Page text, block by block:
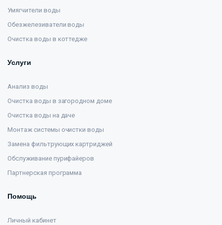
Умягчители воды
Обезжелезиватели воды
Очистка воды в коттедже
Услуги
Анализ воды
Очистка воды в загородном доме
Очистка воды на даче
Монтаж системы очистки воды
Замена фильтрующих картриджей
Обслуживание пурифайеров
Партнерская программа
Помощь
Личный кабинет